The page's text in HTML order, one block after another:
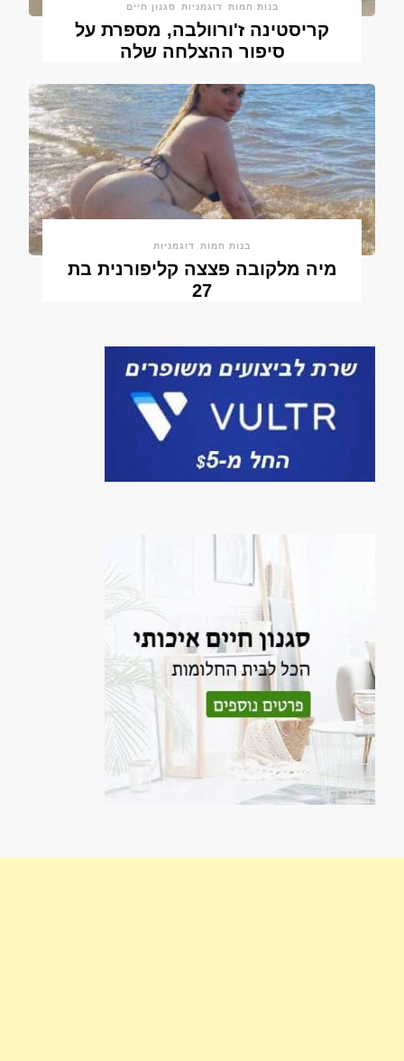
בנות חמות דוגמניות סגנון חיים
קריסטינה ז'ורוולבה, מספרת על
סיפור ההצלחה שלה
בנות חמות דוגמניות
מיה מלקובה פצצה קליפורנית בת
27